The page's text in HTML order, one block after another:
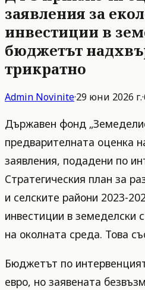
заявления за
инвестиции в
бюджетът
трикратно
Admin Novinite·29 юни 2026 г.·
Държавен фонд
предварителната оценка
заявления, подадени по
Стратегическия план за
и селските райони 2023-
инвестиции в земеделски
на околната среда. Това
Бюджетът по
евро, но заявената